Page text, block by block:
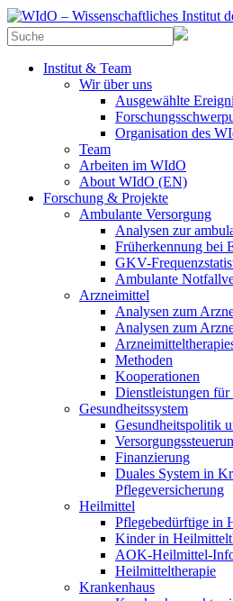
Institut & Team
Wir über uns
Ausgewählte
Organisation des
Team
Arbeiten im WIdO
About WIdO (EN)
Forschung & Projekte
Ambulante Versorgung
Analysen zur
Früherkennung bei
GKV-
Ambulante
Arzneimittel
Analysen zum
Analysen zum
Methoden
Kooperationen
Dienstleistungen
Gesundheitssystem
Gesundheitspolitik
Finanzierung
Duales System in
Pflegeversicherung
Heilmittel
Pflegebedürftige in
Kinder in
AOK-Heilmittel-
Heilmitteltherapie
Krankenhaus